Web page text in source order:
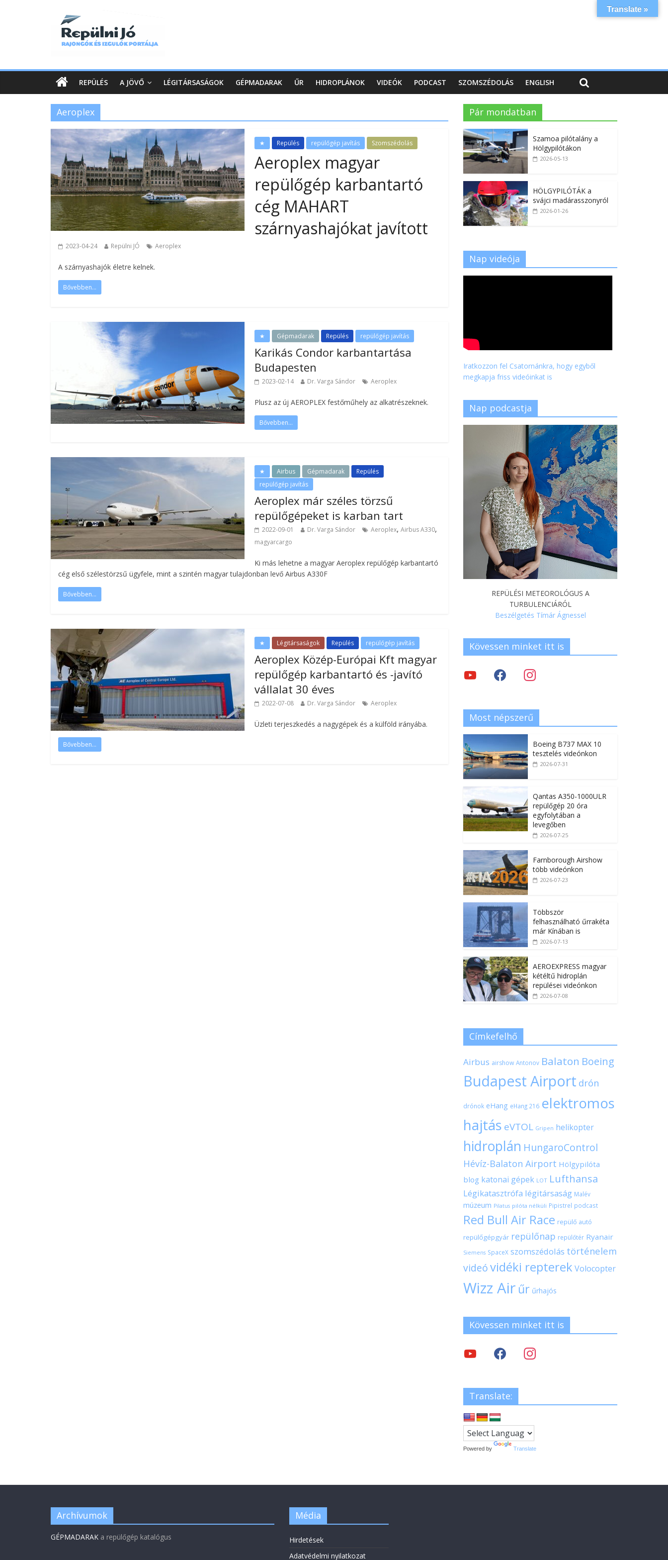
REPÜLÉS A JÖVŐ LÉGITÁRSASÁGOK GÉPMADARAK ŰR HIDROPLÁNOK VIDEÓK PODCAST SZOMSZÉDOLÁS ENGLISH
Aeroplex
★ Repülés repülőgép javítás Szomszédolás
Aeroplex magyar
repülőgép karbantartó
cég MAHART
szárnyashajókat javított
2023-04-24 Repülni JÓ Aeroplex
A szárnyashajók életre kelnek.
Bővebben...
★ Gépmadarak Repülés repülőgép javítás
Karikás Condor karbantartása
Budapesten
2023-02-14 Dr. Varga Sándor Aeroplex
Plusz az új AEROPLEX festőműhely az alkatrészeknek.
Bővebben...
★ Airbus Gépmadarak
Repülés
repülőgép javítás
Aeroplex már széles törzsű
repülőgépeket is karban tart
2022-09-01 Dr. Varga Sándor Aeroplex, Airbus A330,
magyarcargo
Ki más lehetne a magyar Aeroplex repülőgép karbantartó
cég első szélestörzsű ügyfele, mint a szintén magyar tulajdonban levő Airbus A330F
Bővebben...
★ Légitársaságok Repülés repülőgép javítás
Aeroplex Közép-Európai Kft magyar
repülőgép karbantartó és -javító
vállalat 30 éves
2022-07-08 Dr. Varga Sándor Aeroplex
Üzleti terjeszkedés a nagygépek és a külföld irányába.
Bővebben...
Pár mondatban
Szamoa pilótalány a
Hölgypilótákon
2026-05-13
HÖLGYPILÓTÁK a
svájci madárasszonyról
2026-01-26
Nap videója
Iratkozzon fel Csatornánkra, hogy egyből
megkapja friss videóinkat is
Nap podcastja
REPÜLÉSI METEOROLÓGUS A
TURBULENCIÁRÓL
Beszélgetés Tímár Ágnessel
Kövessen minket itt is
Most népszerű
Boeing B737 MAX 10
tesztelés videónkon
2026-07-31
Qantas A350-1000ULR
repülőgép 20 óra
egyfolytában a
levegőben
2026-07-25
Farnborough Airshow
több videónkon
2026-07-23
Többször
felhasználható űrrakéta
már Kínában is
2026-07-13
AEROEXPRESS magyar
kétéltű hidroplán
repülései videónkon
2026-07-08
Címkefelhő
Airbus airshow Antonov Balaton Boeing
Budapest Airport drón
drónok eHang eHang 216 elektromos
hajtás eVTOL Gripen helikopter
hidroplán HungaroControl
Hévíz-Balaton Airport Hölgypilóta
blog katonai gépek LOT Lufthansa
Légikatasztrófa légitársaság Malév
múzeum Pilatus pilóta nélküli Pipistrel podcast
Red Bull Air Race repülő autó
repülőgépgyár repülőnap repülőtér Ryanair
Siemens SpaceX szomszédolás történelem
videóvidéki repterek Volocopter
Wizz Air űr űrhajós
Kövessen minket itt is
Translate:
Powered by Translate
Archívumok
GÉPMADARAK a repülőgép katalógus
Média
Hirdetések
Adatvédelmi nyilatkozat
Translate »